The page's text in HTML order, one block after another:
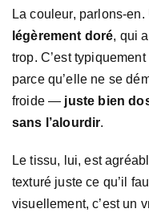
La couleur, parlons-en.
légèrement doré, qui
trop. C’est
parce qu’elle ne se
froide — juste bien
sans l’alourdir.
Le tissu, lui, est
texturé juste ce qu’il
visuellement, c’est un